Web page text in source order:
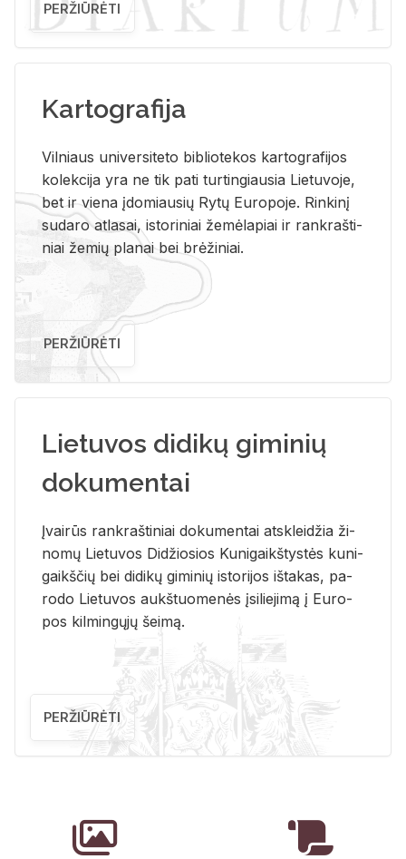
PERŽIŪRĖTI
Kartografija
Vil­niaus uni­ver­si­te­to bi­b­lio­te­kos kar­to­gra­fi­jos
ko­lek­ci­ja yra ne tik pati tur­tin­giau­sia Lie­tu­vo­je,
bet ir vie­na įdo­miau­sių Rytų Eu­ro­po­je. Rin­ki­nį
su­da­ro at­la­sai, is­to­ri­niai že­mė­la­piai ir rank­raš­ti­
niai že­mių pla­nai bei brė­ži­niai.
PERŽIŪRĖTI
Lietuvos didikų giminių
dokumentai
Įvai­rūs rank­raš­ti­niai do­ku­men­tai at­sklei­džia ži­
no­mų Lie­tu­vos Di­džio­sios Ku­ni­gaikš­tys­tės ku­ni­
gaikš­čių bei di­di­kų gi­mi­nių is­to­ri­jos iš­ta­kas, pa­
ro­do Lie­tu­vos aukš­tuo­me­nės įsi­lie­ji­mą į Eu­ro­
pos kil­min­gų­jų šei­mą.
PERŽIŪRĖTI